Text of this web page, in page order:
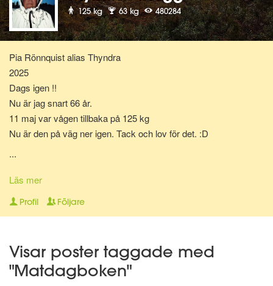
125 kg 63 kg 480284
Pia Rönnquist alias Thyndra
2025
Dags igen !!
Nu är jag snart 66 år.
11 maj var vågen tillbaka på 125 kg
Nu är den på väg ner igen. Tack och lov för det. :D
52 år och har med hjälp av Matdagboken halverat min vikt på 9
1/2 månad.
21 februari 126 kg
...
Läs mer
Profil Följare
Visar poster taggade med
"Matdagboken"